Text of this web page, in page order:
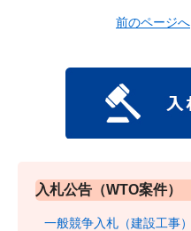
前のページへ
入札公告（WTO案件）
一般競争入札（建設工事）